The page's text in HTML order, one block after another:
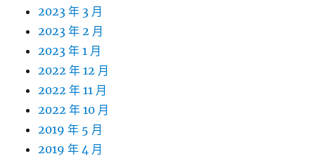
2023 年 3 月
2023 年 2 月
2023 年 1 月
2022 年 12 月
2022 年 11 月
2022 年 10 月
2019 年 5 月
2019 年 4 月